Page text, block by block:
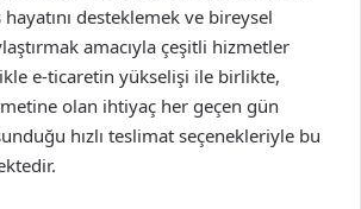
desteklemek ve bireysel
amacıyla çeşitli hizmetler
e-ticaretin yükselişi ile birlikte,
olan ihtiyaç her geçen gün
hızlı teslimat seçenekleriyle bu